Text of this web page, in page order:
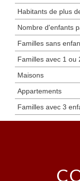
Habitants de plus
Nombre d'enfants
Familles sans
Familles avec 1 ou
Maisons
Appartements
Familles avec 3